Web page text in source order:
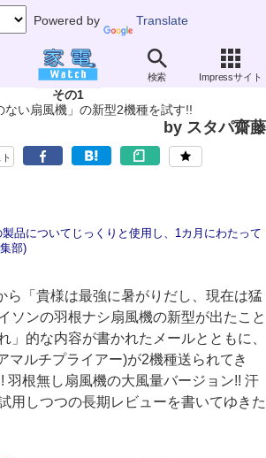
Powered by Translate
検索 Impressサイト
長期レビュー
チプライアー タワーファン&フロアーファン」
その1
ない扇風機」の新型2機種を試す!!
by スタパ齋藤
製品についてじっくりと使用し、1カ月にわたって
部)
「貴様は最強に暑がりだし、現在は猛
ソンの羽根ナシ扇風機の新型が出たこと
」的な内容が書かれたメールとともに、
マルチプライアー)が2機種送られてき
羽根無し扇風機の大風量バージョン!! 汗
用しつつの長期レビューを書いてゆきた